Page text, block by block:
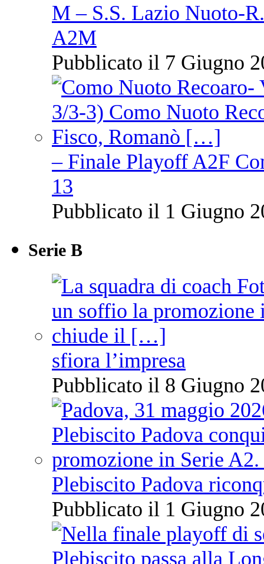
M – S.S. Lazio Nuoto-
A2M
Pubblicato il 7 Giugno
– Finale Playoff A2F
13
Pubblicato il 1 Giugno
Serie B
sfiora l’impresa
Pubblicato il 8 Giugno
Plebiscito Padova
Pubblicato il 1 Giugno